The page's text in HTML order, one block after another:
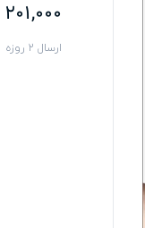
201,000
ارسال 2 روزه